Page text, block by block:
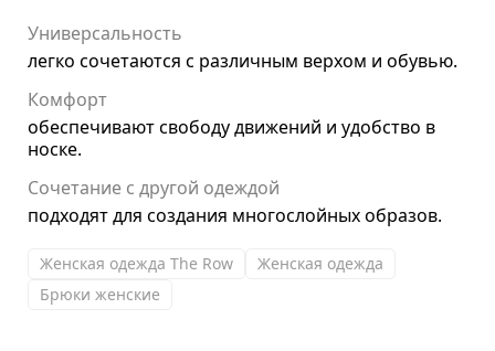
Универсальность
легко сочетаются с различным верхом и обувью.
Комфорт
обеспечивают свободу движений и удобство в
носке.
Сочетание с другой одеждой
подходят для создания многослойных образов.
Женская одежда The Row
Женская одежда
Брюки женские